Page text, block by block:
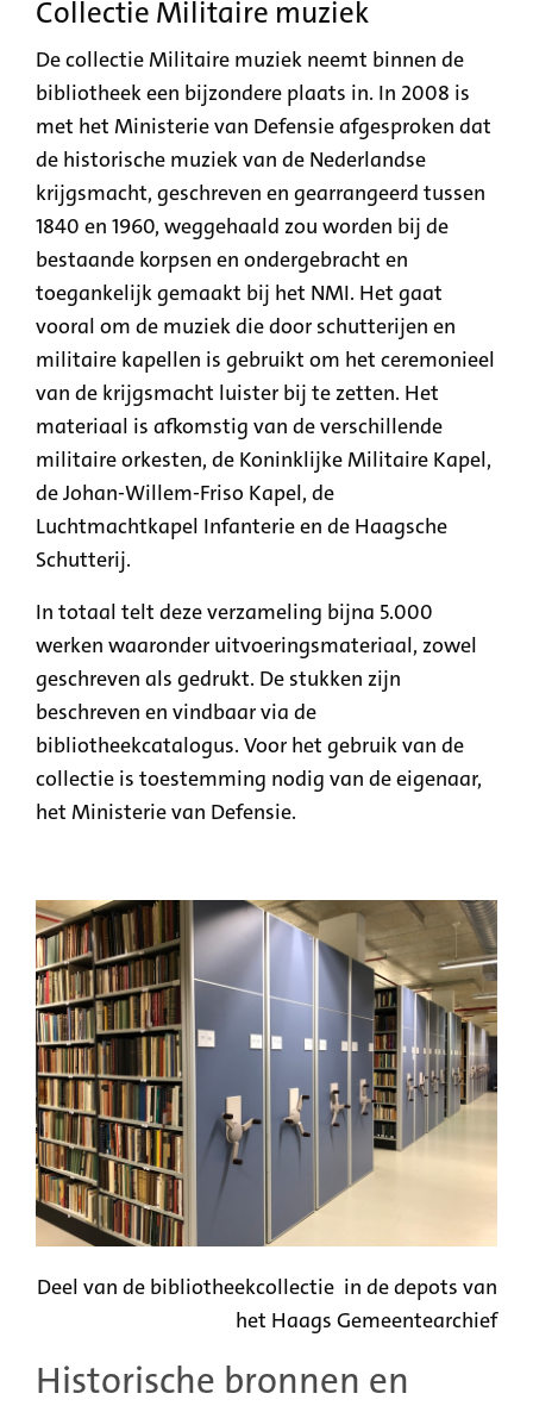
Collectie Militaire muziek
De collectie Militaire muziek neemt binnen de
bibliotheek een bijzondere plaats in. In 2008 is
met het Ministerie van Defensie afgesproken dat
de historische muziek van de Nederlandse
krijgsmacht, geschreven en gearrangeerd tussen
1840 en 1960, weggehaald zou worden bij de
bestaande korpsen en ondergebracht en
toegankelijk gemaakt bij het NMI. Het gaat
vooral om de muziek die door schutterijen en
militaire kapellen is gebruikt om het ceremonieel
van de krijgsmacht luister bij te zetten. Het
materiaal is afkomstig van de verschillende
militaire orkesten, de Koninklijke Militaire Kapel,
de Johan-Willem-Friso Kapel, de
Luchtmachtkapel Infanterie en de Haagsche
Schutterij.
In totaal telt deze verzameling bijna 5.000
werken waaronder uitvoeringsmateriaal, zowel
geschreven als gedrukt. De stukken zijn
beschreven en vindbaar via de
bibliotheekcatalogus. Voor het gebruik van de
collectie is toestemming nodig van de eigenaar,
het Ministerie van Defensie.
Deel van de bibliotheekcollectie in de depots van
het Haags Gemeentearchief
Historische bronnen en